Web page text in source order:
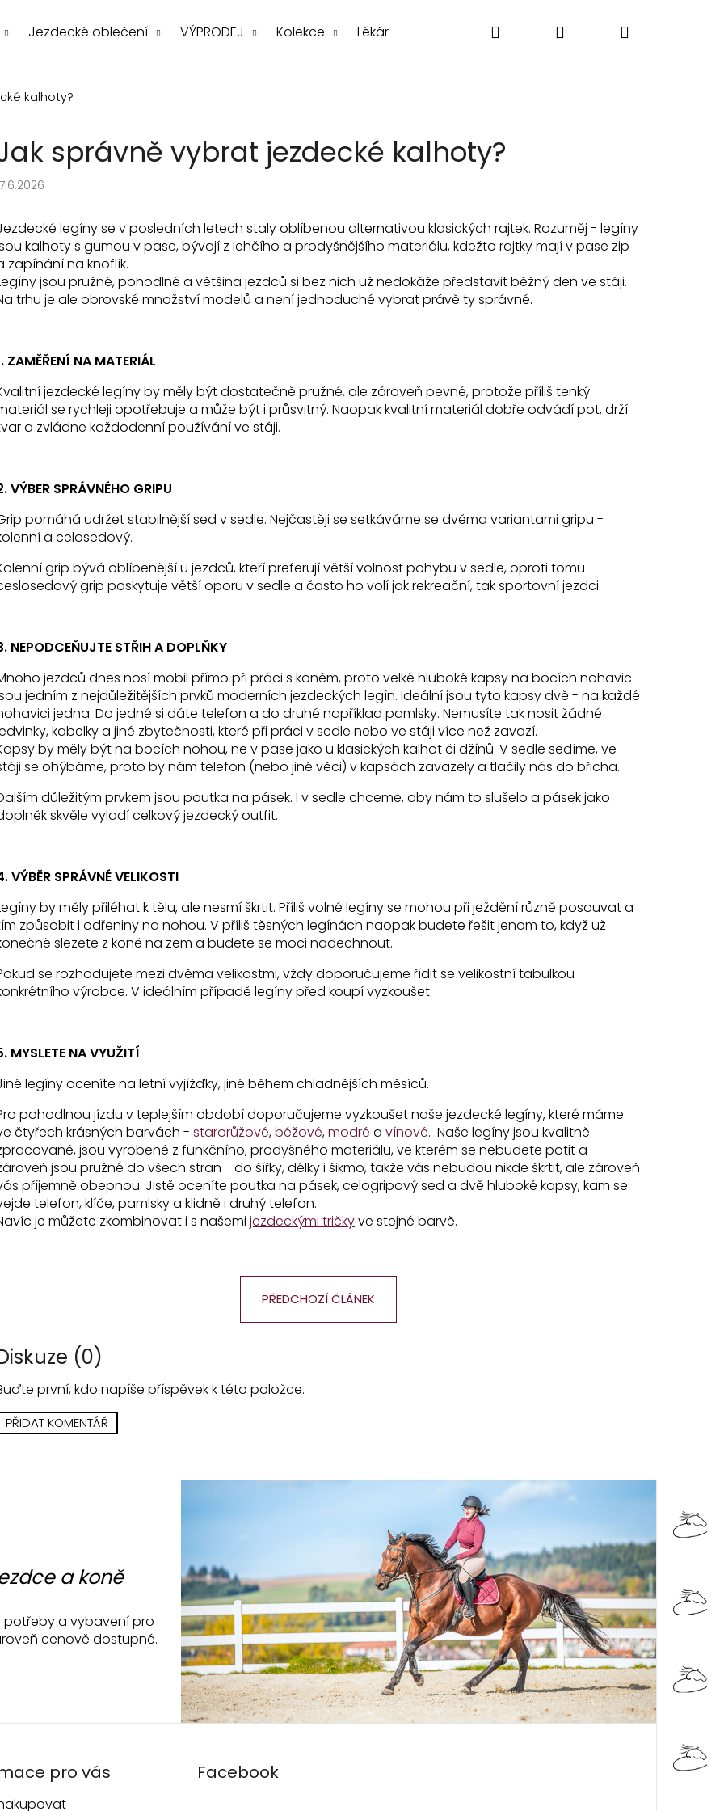
Jezdecké oblečení VÝPRODEJ Kolekce Lékárničky Poukázky Doplňky O nás
Hledat PřihlášeníNákupní
kalhoty?
správně vybrat jezdecké kalhoty?
legíny se v posledních letech staly oblíbenou alternativou klasických rajtek. Rozuměj - legíny
kalhoty s gumou v pase, bývají z lehčího a prodyšnějšího materiálu, kdežto rajtky mají v pase zip
zapínání na knoflík.
jsou pružné, pohodlné a většina jezdců si bez nich už nedokáže představit běžný den ve stáji.
trhu je ale obrovské množství modelů a není jednoduché vybrat právě ty správné.
ZAMĚŘENÍ NA MATERIÁL
jezdecké legíny by měly být dostatečně pružné, ale zároveň pevné, protože příliš tenký
se rychleji opotřebuje a může být i průsvitný. Naopak kvalitní materiál dobře odvádí pot, drží
a zvládne každodenní používání ve stáji.
VÝBER SPRÁVNÉHO GRIPU
pomáhá udržet stabilnější sed v sedle. Nejčastěji se setkáváme se dvěma variantami gripu -
a celosedový.
grip bývá oblíbenější u jezdců, kteří preferují větší volnost pohybu v sedle, oproti tomu
grip poskytuje větší oporu v sedle a často ho volí jak rekreační, tak sportovní jezdci.
NEPODCEŇUJTE STŘIH A DOPLŇKY
jezdců dnes nosí mobil přímo při práci s koněm, proto velké hluboké kapsy na bocích nohavic
jedním z nejdůležitějších prvků moderních jezdeckých legín. Ideální jsou tyto kapsy dvě - na každé
jedna. Do jedné si dáte telefon a do druhé například pamlsky. Nemusíte tak nosit žádné
kabelky a jiné zbytečnosti, které při práci v sedle nebo ve stáji více než zavazí.
by měly být na bocích nohou, ne v pase jako u klasických kalhot či džínů. V sedle sedíme, ve
se ohýbáme, proto by nám telefon (nebo jiné věci) v kapsách zavazely a tlačily nás do břicha.
důležitým prvkem jsou poutka na pásek. I v sedle chceme, aby nám to slušelo a pásek jako
skvěle vyladí celkový jezdecký outfit.
VÝBĚR SPRÁVNÉ VELIKOSTI
by měly přiléhat k tělu, ale nesmí škrtit. Příliš volné legíny se mohou při ježdění různě posouvat a
způsobit i odřeniny na nohou. V příliš těsných legínách naopak budete řešit jenom to, když už
slezete z koně na zem a budete se moci nadechnout.
se rozhodujete mezi dvěma velikostmi, vždy doporučujeme řídit se velikostní tabulkou
výrobce. V ideálním případě legíny před koupí vyzkoušet.
MYSLETE NA VYUŽITÍ
legíny oceníte na letní vyjížďky, jiné během chladnějších měsíců.
pohodlnou jízdu v teplejším období doporučujeme vyzkoušet naše jezdecké legíny, které máme
čtyřech krásných barvách - starorůžové,béžové,modré a vínové. Naše legíny jsou kvalitně
jsou vyrobené z funkčního, prodyšného materiálu, ve kterém se nebudete potit a
jsou pružné do všech stran - do šířky, délky i šikmo, takže vás nebudou nikde škrtit, ale zároveň
příjemně obepnou. Jistě oceníte poutka na pásek, celogripový sed a dvě hluboké kapsy, kam se
telefon, klíče, pamlsky a klidně i druhý telefon.
je můžete zkombinovat i s našemi jezdeckými tričkyve stejné barvě.
PŘEDCHOZÍ ČLÁNEK
(0)
první, kdo napíše příspěvek k této položce.
PŘIDAT KOMENTÁŘ
Co potřebujete najít?
Doporučujeme
LEGÍNY BÉŽOVÉ: IRISH CREAM
199 Kč
ČELENKA S KAMÍNKY SHOWMASTER
399 Kč
Původně:
a koně
potřeby a vybavení pro
cenově dostupné.
pro vás Facebook